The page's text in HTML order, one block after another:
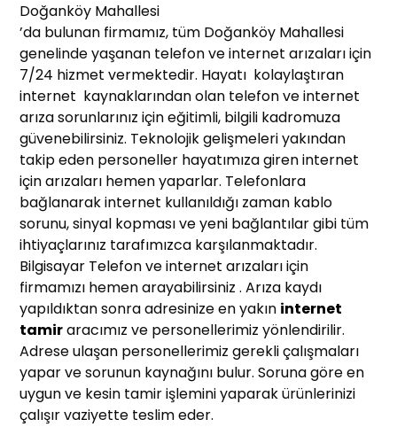
Doğanköy Mahallesi
’da bulunan firmamız, tüm Doğanköy Mahallesi
genelinde yaşanan telefon ve internet arızaları için
7/24 hizmet vermektedir. Hayatı kolaylaştıran
internet kaynaklarından olan telefon ve internet
arıza sorunlarınız için eğitimli, bilgili kadromuza
güvenebilirsiniz. Teknolojik gelişmeleri yakından
takip eden personeller hayatımıza giren internet
için arızaları hemen yaparlar. Telefonlara
bağlanarak internet kullanıldığı zaman kablo
sorunu, sinyal kopması ve yeni bağlantılar gibi tüm
ihtiyaçlarınız tarafımızca karşılanmaktadır.
Bilgisayar Telefon ve internet arızaları için
firmamızı hemen arayabilirsiniz . Arıza kaydı
yapıldıktan sonra adresinize en yakın internet
tamiraracımız ve personellerimiz yönlendirilir.
Adrese ulaşan personellerimiz gerekli çalışmaları
yapar ve sorunun kaynağını bulur. Soruna göre en
uygun ve kesin tamir işlemini yaparak ürünlerinizi
çalışır vaziyette teslim eder.